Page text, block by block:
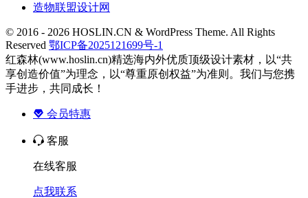
造物联盟设计网
© 2016 - 2026 HOSLIN.CN & WordPress Theme. All Rights
Reserved 鄂ICP备2025121699号-1
红森林(www.hoslin.cn)精选海内外优质顶级设计素材，以“共
享创造价值”为理念，以“尊重原创权益”为准则。我们与您携
手进步，共同成长！
会员特惠
客服
在线客服
点我联系